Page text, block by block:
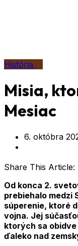
História
Misia,
Mesiac
6. októbra
Share This Article:
Od konca 2.
prebiehalo medzi
súperenie, ktoré
vojna. Jej
ktorých sa
ďaleko nad